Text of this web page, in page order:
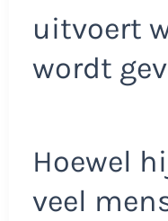
uitvoert
wordt
Hoewel
veel